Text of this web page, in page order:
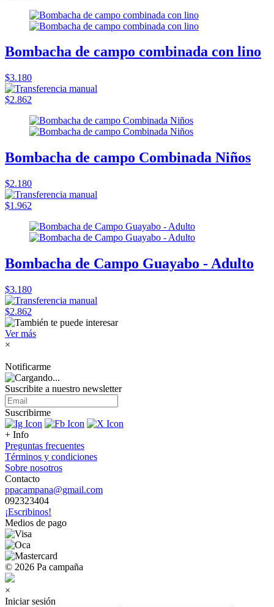
Bombacha de campo combinada con lino
$3.180
$2.862
Bombacha de campo Combinada Niños
$2.180
$1.962
Bombacha de Campo Guayabo - Adulto
$3.180
$2.862
Ver más
×
Notificarme
Suscribite a nuestro newsletter
Suscribirme
+ Info
Preguntas frecuentes
Términos y condiciones
Sobre nosotros
Contacto
ppacampana@gmail.com
092323404
¡Escribinos!
Medios de pago
© 2026 Pa campaña
×
Iniciar sesión